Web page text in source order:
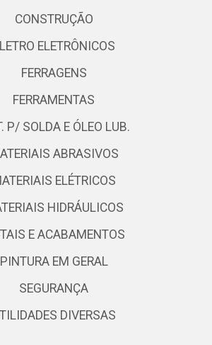
CONSTRUÇÃO
ELETRÔNICOS
FERRAGENS
FERRAMENTAS
P/ SOLDA E ÓLEO LUB.
ABRASIVOS
ELÉTRICOS
HIDRÁULICOS
E ACABAMENTOS
PINTURA EM GERAL
SEGURANÇA
DIVERSAS